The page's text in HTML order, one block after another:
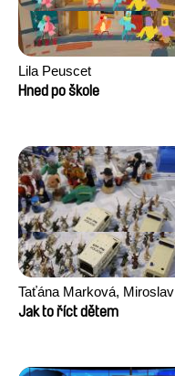
Lila Peuscet
Hned po škole
Taťána Marková, Miroslav
Trejtnar
Jak to říct dětem